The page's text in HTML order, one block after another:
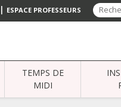
| ESPACE PROFESSEURS
TEMPS DE
MIDI